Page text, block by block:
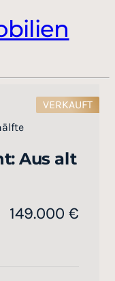
VERKAUFT
Aus alt
149.000 €